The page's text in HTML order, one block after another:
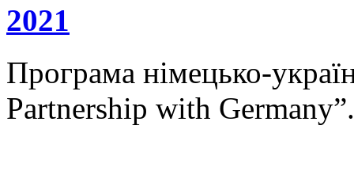
2021
Програма німецько-
Partnership with